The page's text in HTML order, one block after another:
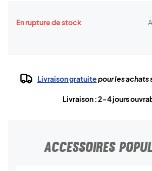
En rupture de stock
Livraison gratuitepour les achats
Livraison : 2-4 jours
ACCESSOIRES